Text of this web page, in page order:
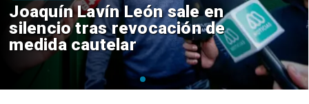
Chile y Venezuela formalizan
reinicio de relaciones
consulares